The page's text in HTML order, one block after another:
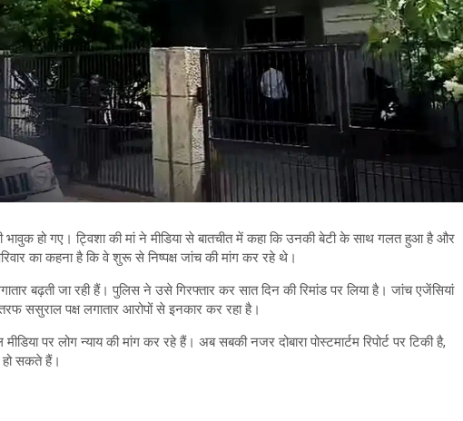
भावुक हो गए। ट्विशा की मां ने मीडिया से बातचीत में कहा कि उनकी बेटी के साथ गलत हुआ है और
का कहना है कि वे शुरू से निष्पक्ष जांच की मांग कर रहे थे।
बढ़ती जा रही हैं। पुलिस ने उसे गिरफ्तार कर सात दिन की रिमांड पर लिया है। जांच एजेंसियां
ससुराल पक्ष लगातार आरोपों से इनकार कर रहा है।
पर लोग न्याय की मांग कर रहे हैं। अब सबकी नजर दोबारा पोस्टमार्टम रिपोर्ट पर टिकी है,
हो सकते हैं।